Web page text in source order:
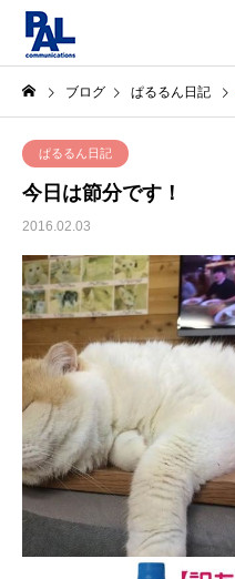
ブログ ぱるるん日記
ぱるるん日記
今日は節分です！
2016.02.03